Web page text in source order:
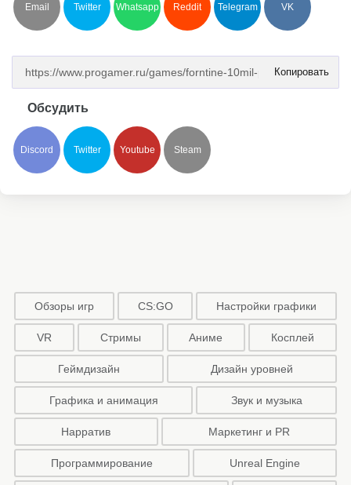
Email Twitter Whatsapp Reddit Telegram VK
Копировать
Обсудить
Discord Twitter Youtube Steam
Обзоры игр CS:GO Настройки графики
VR Стримы Аниме Косплей
Геймдизайн Дизайн уровней
Графика и анимация Звук и музыка
Нарратив Маркетинг и PR
Программирование Unreal Engine